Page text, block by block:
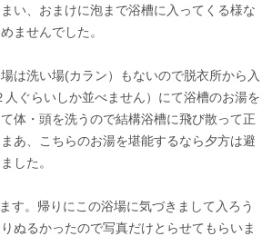
い、おまけに泡まで浴槽に入ってくる様な
ませんでした。
は洗い場(カラン）もないので脱衣所から入
人ぐらいしか並べません）にて浴槽のお湯を
体・頭を洗うので結構浴槽に飛び散って正
あ、こちらのお湯を堪能するなら夕方は避
した。
す。帰りにこの浴場に気づきまして入ろう
ぬるかったので写真だけとらせてもらいま